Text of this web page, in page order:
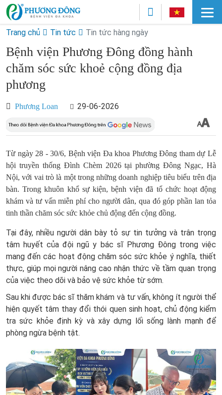
Trang chủ Tin tức Tin tức hàng ngày
Bệnh viện Phương Đông đồng hành
chăm sóc sức khoẻ cộng đồng địa
phương
Phương Loan 29-06-2026
Từ ngày 28 - 30/6, Bệnh viện Đa khoa Phương Đông tham dự Lễ
hội truyền thống Đình Chèm 2026 tại phường Đông Ngạc, Hà
Nội, với vai trò là một trong những doanh nghiệp tiêu biểu trên địa
bàn. Trong khuôn khổ sự kiện, bệnh viện đã tổ chức hoạt động
khám và tư vấn miễn phí cho người dân, qua đó góp phần lan tỏa
tinh thần chăm sóc sức khỏe chủ động đến cộng đồng.
Tại đây, nhiều người dân bày tỏ sự tin tưởng và trân trọng
tâm huyết của đội ngũ y bác sĩ Phương Đông trong việc
mang đến các hoạt động chăm sóc sức khỏe ý nghĩa, thiết
thực, giúp mọi người nâng cao nhận thức về tầm quan trọng
của việc theo dõi và bảo vệ sức khỏe từ sớm.
Sau khi được bác sĩ thăm khám và tư vấn, không ít người thể
hiện quyết tâm thay đổi thói quen sinh hoạt, chủ động kiểm
tra sức khỏe định kỳ và xây dựng lối sống lành mạnh để
phòng ngừa bệnh tật.